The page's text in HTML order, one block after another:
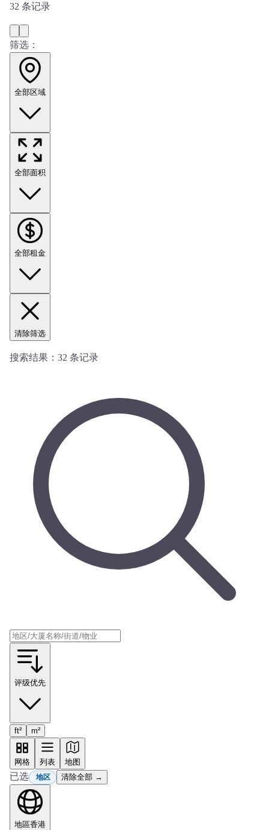
32 条记录
筛选：
全部区域
全部面积
全部租金
清除筛选
搜索结果： 32 条记录
评级优先
ft² m²
网格 列表 地图
已选 地区 清除全部 →
地區香港